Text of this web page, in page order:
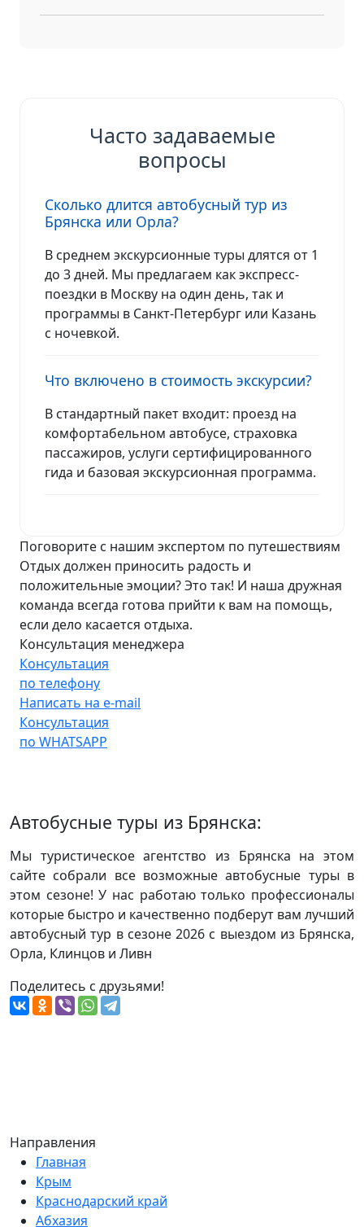
Часто задаваемые
вопросы
Сколько длится автобусный тур из
Брянска или Орла?
В среднем экскурсионные туры длятся от 1
до 3 дней. Мы предлагаем как экспресс-
поездки в Москву на один день, так и
программы в Санкт-Петербург или Казань
с ночевкой.
Что включено в стоимость экскурсии?
В стандартный пакет входит: проезд на
комфортабельном автобусе, страховка
пассажиров, услуги сертифицированного
гида и базовая экскурсионная программа.
Поговорите с нашим экспертом по путешествиям
Отдых должен приносить радость и
положительные эмоции? Это так! И наша дружная
команда всегда готова прийти к вам на помощь,
если дело касается отдыха.
Консультация менеджера
Консультация
по телефону
Написать на e-mail
Консультация
по WHATSAPP
Автобусные туры из Брянска:
Мы туристическое агентство из Брянска на этом
сайте собрали все возможные автобусные туры в
этом сезоне! У нас работаю только профессионалы
которые быстро и качественно подберут вам лучший
автобусный тур в сезоне 2026 с выездом из Брянска,
Орла, Клинцов и Ливн
Поделитесь с друзьями!
Направления
Главная
Крым
Краснодарский край
Абхазия